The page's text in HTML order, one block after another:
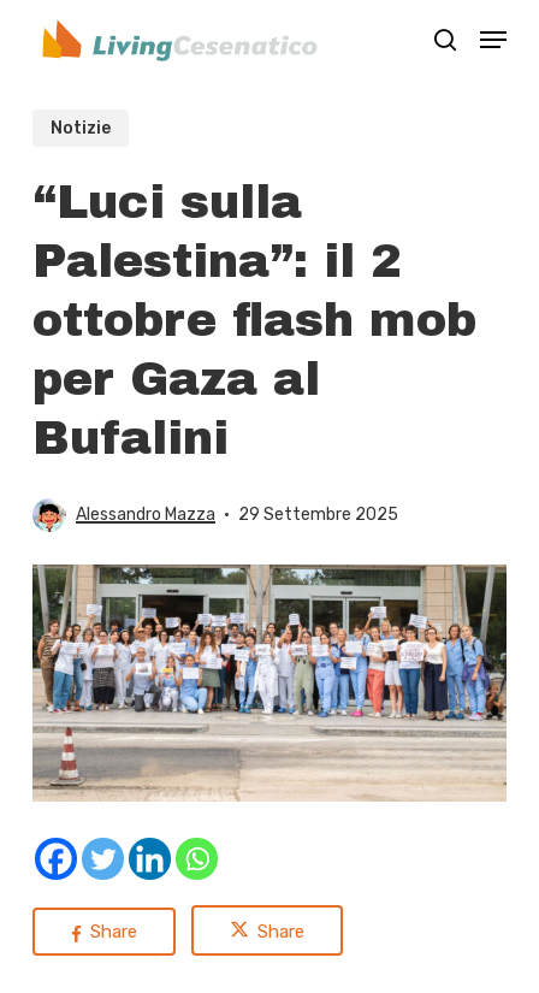
search
Menu
Notizie
“Luci sulla
Palestina”: il 2
ottobre flash mob
per Gaza al
Bufalini
Alessandro Mazza 29 Settembre 2025
Share Share